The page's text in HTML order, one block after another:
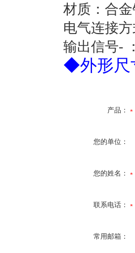
材质：合
电气连接
输出信号-
◆外形尺
产品：
您的单位：
您的姓名：
联系电话：
常用邮箱：